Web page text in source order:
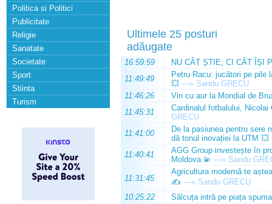
Politica si Politici
Publicitate
Religie
Sanatate
Societate
Sport
Stiinta
Turism
Ultimele 25 posturi
adăugate
16:59:59
NU CÂT ȘTIE, CI CÂT ÎȘI
11:49:49
Petru Racu: jucători pe pile
💥 —» Sandu GRECU
11:46:26
Vin cu aur la Mondial de
11:45:31
Cardinalul fotbalului,
GRECU
11:41:00
De la pasiunea pentru sere
dă tonul inovației la UTM 💥
11:40:41
AGG Group investește în
Moldova 💫 —» Sandu
11:31:45
Agricultura modernă te
✍️ —» Sandu GRECU
10:25:22
Sălcuța intră pe piața